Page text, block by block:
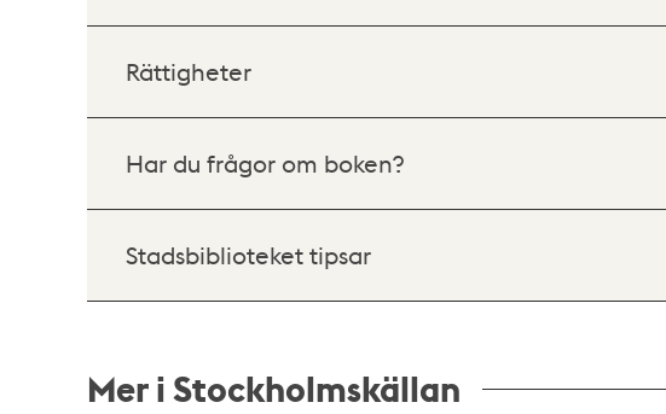
Rättigheter
Har du frågor om boken?
Stadsbiblioteket tipsar
Mer i Stockholmskällan